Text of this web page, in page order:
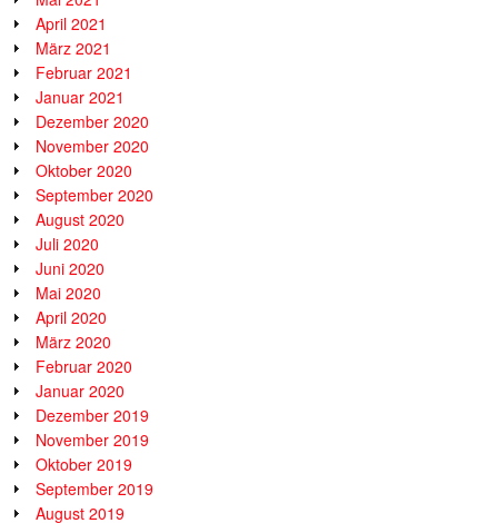
April 2021
März 2021
Februar 2021
Januar 2021
Dezember 2020
November 2020
Oktober 2020
September 2020
August 2020
Juli 2020
Juni 2020
Mai 2020
April 2020
März 2020
Februar 2020
Januar 2020
Dezember 2019
November 2019
Oktober 2019
September 2019
August 2019